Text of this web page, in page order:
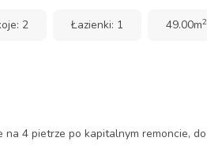
2 Łazienki: 1 49.00m2
na 4 pietrze po kapitalnym remoncie,